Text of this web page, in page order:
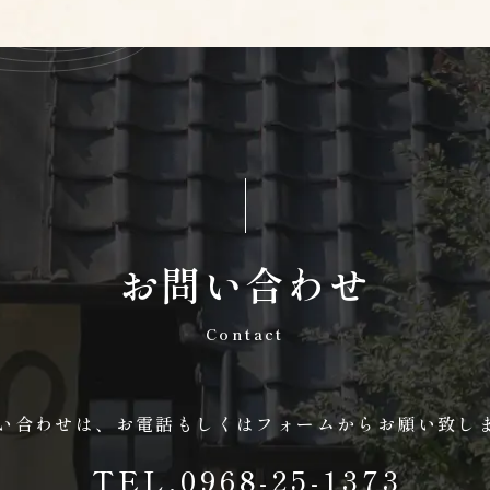
お問い合わせ
Contact
合わせは、 お電話もしくはフォームからお願い致し
TEL.0968-25-1373